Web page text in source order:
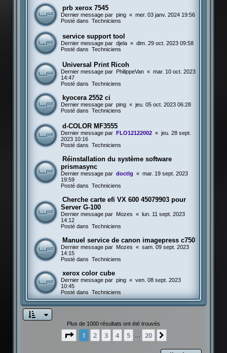
prb xerox 7545
Dernier message par ping « mer. 03 janv. 2024 19:56
Posté dans Techniciens
service support tool
Dernier message par djela « dim. 29 oct. 2023 09:58
Posté dans Techniciens
Universal Print Ricoh
Dernier message par PhilippeVan « mar. 10 oct. 2023
14:47
Posté dans Techniciens
kyocera 2552 ci
Dernier message par ping « jeu. 05 oct. 2023 06:28
Posté dans Techniciens
d-COLOR MF3555
Dernier message par FLO12122002 « jeu. 28 sept.
2023 10:16
Posté dans Techniciens
Réinstallation du système software
prismasync
Dernier message par doctlg « mar. 19 sept. 2023
19:59
Posté dans Techniciens
Cherche carte efi VX 600 45079903 pour
Server G-100
Dernier message par Mozes « lun. 11 sept. 2023
14:12
Posté dans Techniciens
Manuel service de canon imagepress c750
Dernier message par Mozes « sam. 09 sept. 2023
14:15
Posté dans Techniciens
xerox color cube
Dernier message par ping « ven. 08 sept. 2023
10:45
Posté dans Techniciens
Plus de 1000 résultats ont été trouvés
Page 1sur20
1 2 3 4 5 20